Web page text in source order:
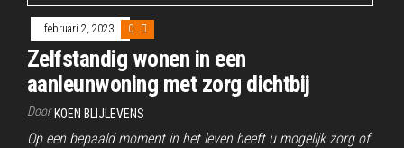
februari 2, 2023 0
Zelfstandig wonen in een
aanleunwoning met zorg dichtbij
Door KOEN BLIJLEVENS
Op een bepaald moment in het leven heeft u mogelijk zorg of